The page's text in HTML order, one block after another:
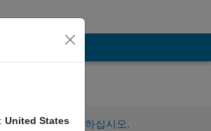
변하려면 로그인하십시오.
United States